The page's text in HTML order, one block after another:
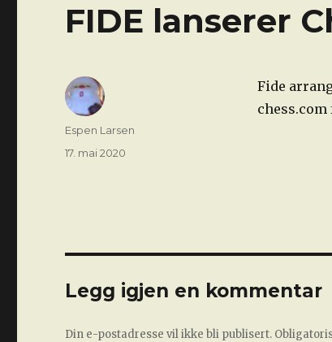
FIDE lanserer
Fide
chess.com
Forfatter
Espen Larsen
Publisert
17. mai 2020
Legg igjen en kommentar
Din e-postadresse vil ikke bli publisert.